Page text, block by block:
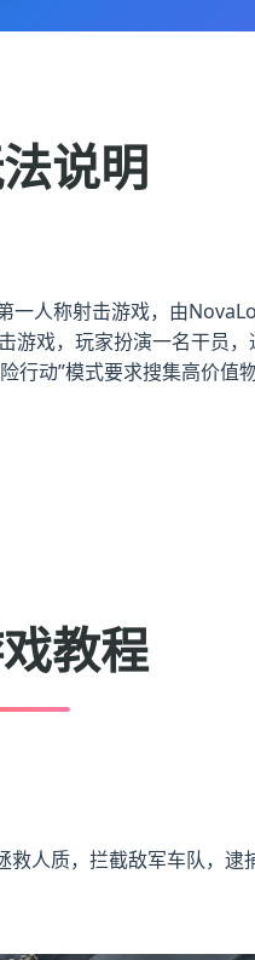
说明
一人称射击游戏，由
戏，玩家扮演一名干员
动”模式要求搜集高价
教程
人质，拦截敌军车队，